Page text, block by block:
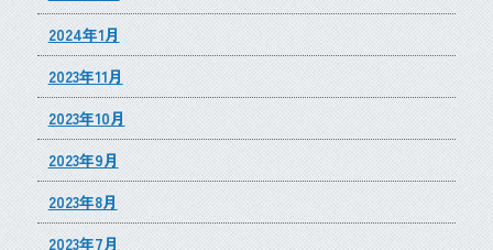
2024年1月
2023年11月
2023年10月
2023年9月
2023年8月
2023年7月